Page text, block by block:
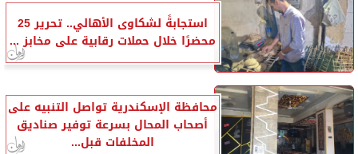
استجابةً لشكاوى الأهالي.. تحرير 25
محضرًا خلال حملات رقابية على مخابز ...
محافظة الإسكندرية تواصل التنبيه على
أصحاب المحال بسرعة توفير صناديق
المخلفات قبل...